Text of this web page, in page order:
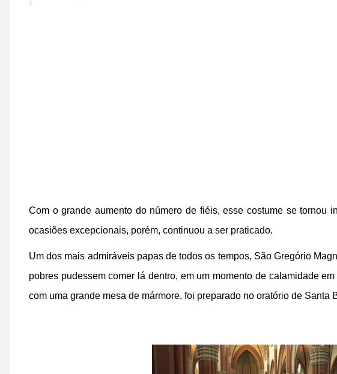
Com o grande aumento do número de fiéis, esse costume se tornou
ocasiões excepcionais, porém, continuou a ser praticado.
Um dos mais admiráveis papas de todos os tempos, São Gregório
pobres pudessem comer lá dentro, em um momento de calamidade
com uma grande mesa de mármore, foi preparado no oratório de Santa